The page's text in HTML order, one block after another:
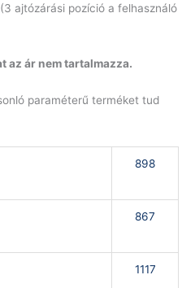
ajtózárási pozíció a felhasználó
az ár nem tartalmazza.
paraméterű terméket tud
898
867
1117